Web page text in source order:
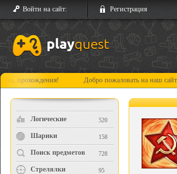
Войти на сайт: Регистрация
Добро пожаловать на наш сайт! У нас много
Логические 520
Шарики 158
Поиск предметов 728
Стрелялки 95